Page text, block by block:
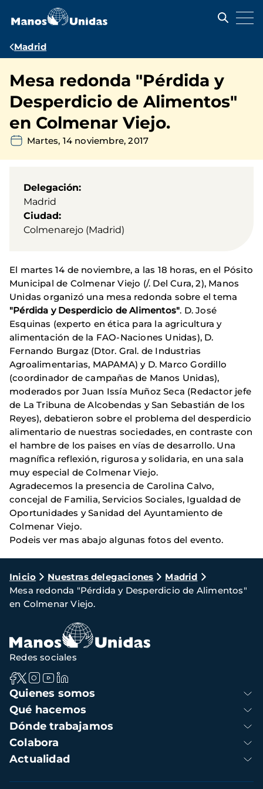
contenido
Ruta
navegación
Madrid
Mesa redonda "Pérdida y
Desperdicio de Alimentos"
en Colmenar Viejo.
Martes, 14 noviembre, 2017
Delegación
Madrid
Ciudad
Colmenarejo (Madrid)
El martes 14 de noviembre, a las 18 horas, en el Pósito
Municipal de Colmenar Viejo (/. Del Cura, 2), Manos
Unidas organizó una mesa redonda sobre el tema
"Pérdida y Desperdicio de Alimentos". D. José
Esquinas (experto en ética para la agricultura y
alimentación de la FAO-Naciones Unidas), D.
Fernando Burgaz (Dtor. Gral. de Industrias
Agroalimentarias, MAPAMA) y D. Marco Gordillo
(coordinador de campañas de Manos Unidas),
moderados por Juan Issía Muñoz Seca (Redactor jefe
de La Tribuna de Alcobendas y San Sebastián de los
Reyes), debatieron sobre el problema del desperdicio
alimentario de nuestras sociedades, en contraste con
el hambre de los paises en vías de desarrollo. Una
magnífica reflexión, rigurosa y solidaria, en una sala
muy especial de Colmenar Viejo.
Agradecemos la presencia de Carolina Calvo,
concejal de Familia, Servicios Sociales, Igualdad de
Oportunidades y Sanidad del Ayuntamiento de
Colmenar Viejo.
Podeis ver mas abajo algunas fotos del evento.
Ruta
de
navegación
Inicio Nuestras delegaciones
Madrid
Mesa redonda "Pérdida y Desperdicio de Alimentos"
en Colmenar Viejo.
Navegación
principal
Quienes somos
Qué hacemos
Dónde trabajamos
Colabora
Actualidad
Redes sociales